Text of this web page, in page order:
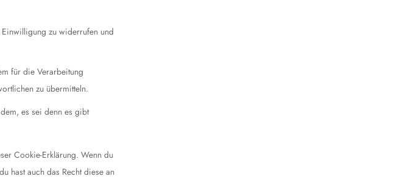
zu widerrufen und
für die Verarbeitung
zu übermitteln.
es sei denn es gibt
Cookie-Erklärung. Wenn du
hast auch das Recht diese an